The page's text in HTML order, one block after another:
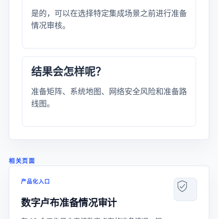
是的，可以在选择特定集成场景之前进行准备
情况审核。
结果会怎样呢？
准备矩阵、系统地图、网络安全风险和准备路
线图。
相关页面
产品化入口
数字卢布准备情况审计